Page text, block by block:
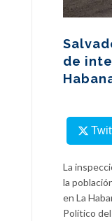
de
La
la
en La
Político